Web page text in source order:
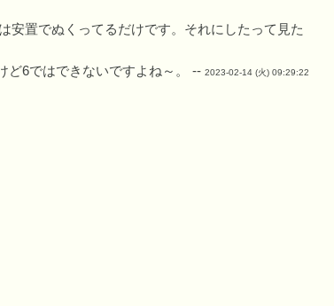
置でぬくってるだけです。それにしたって見た
ど6ではできないですよね～。 -- 2023-02-14 (火) 09:29:22